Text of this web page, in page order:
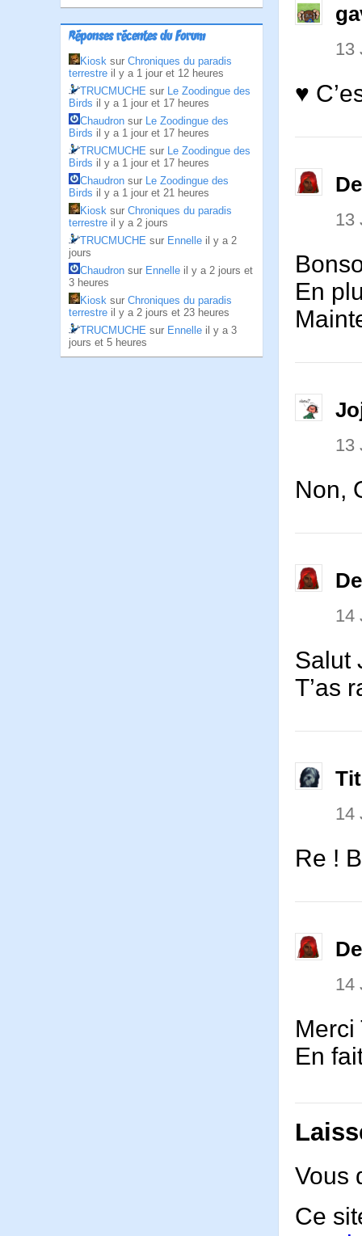
Réponses récentes du Forum
Kiosk sur Chroniques du paradis
terrestre il y a 1 jour et 12 heures
TRUCMUCHE sur Le Zoodingue des
Birds il y a 1 jour et 17 heures
Chaudron sur Le Zoodingue des
Birds il y a 1 jour et 17 heures
TRUCMUCHE sur Le Zoodingue des
Birds il y a 1 jour et 17 heures
Chaudron sur Le Zoodingue des
Birds il y a 1 jour et 21 heures
Kiosk sur Chroniques du paradis
terrestre il y a 2 jours
TRUCMUCHE sur Ennelle il y a 2
jours
Chaudron sur Ennelle il y a 2 jours et
3 heures
Kiosk sur Chroniques du paradis
terrestre il y a 2 jours et 23 heures
TRUCMUCHE sur Ennelle il y a 3
jours et 5 heures
13
♥
13
En
13
Non,
14
Salut
T’as
14
Re !
14
En
Vous
Ce